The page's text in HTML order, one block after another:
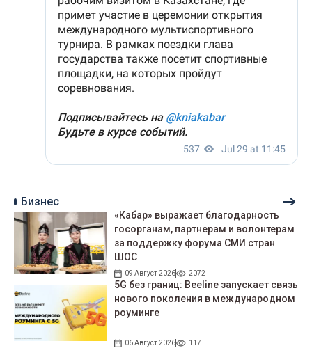
Бизнес
«Кабар» выражает благодарность
госорганам, партнерам и волонтерам
за поддержку форума СМИ стран
ШОС
09 Август 2026 2072
5G без границ: Beeline запускает связь
нового поколения в международном
роуминге
06 Август 2026 117